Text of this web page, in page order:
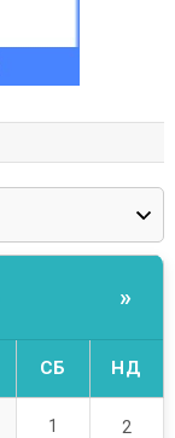
»
СБ НД
1 2